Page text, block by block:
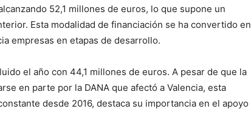
52,1 millones de euros, lo que supone un
Esta modalidad de financiación se ha convertido en
empresas en etapas de desarrollo.
el año con 44,1 millones de euros. A pesar de que la
en parte por la DANA que afectó a Valencia, esta
desde 2016, destaca su importancia en el apoyo